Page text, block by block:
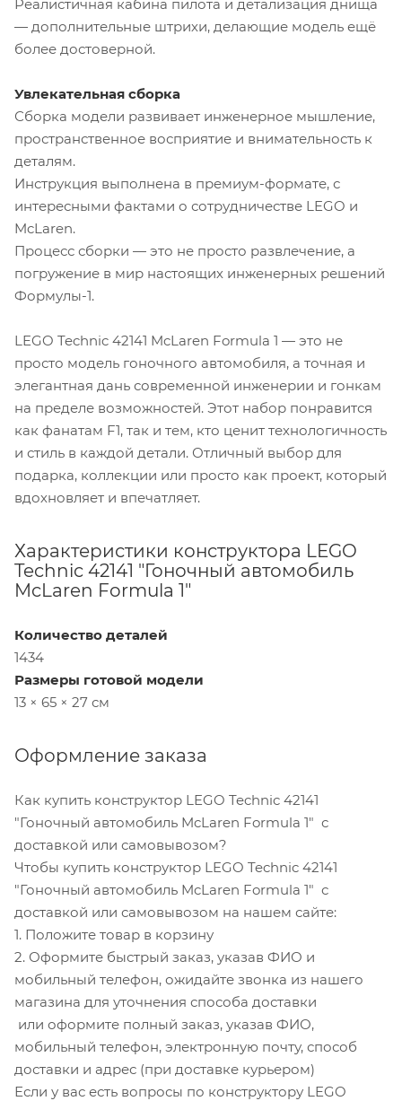
Реалистичная кабина пилота и детализация днища
— дополнительные штрихи, делающие модель ещё
более достоверной.
Увлекательная сборка
Сборка модели развивает инженерное мышление,
пространственное восприятие и внимательность к
деталям.
Инструкция выполнена в премиум-формате, с
интересными фактами о сотрудничестве LEGO и
McLaren.
Процесс сборки — это не просто развлечение, а
погружение в мир настоящих инженерных решений
Формулы-1.
LEGO Technic 42141 McLaren Formula 1 — это не
просто модель гоночного автомобиля, а точная и
элегантная дань современной инженерии и гонкам
на пределе возможностей. Этот набор понравится
как фанатам F1, так и тем, кто ценит технологичность
и стиль в каждой детали. Отличный выбор для
подарка, коллекции или просто как проект, который
вдохновляет и впечатляет.
Характеристики конструктора LEGO
Technic 42141 "Гоночный автомобиль
McLaren Formula 1"
Количество деталей
1434
Размеры готовой модели
13 × 65 × 27 см
Оформление заказа
Как купить конструктор LEGO Technic 42141
"Гоночный автомобиль McLaren Formula 1" с
доставкой или самовывозом?
Чтобы купить конструктор LEGO Technic 42141
"Гоночный автомобиль McLaren Formula 1" с
доставкой или самовывозом на нашем сайте:
1. Положите товар в корзину
2. Оформите быстрый заказ, указав ФИО и
мобильный телефон, ожидайте звонка из нашего
магазина для уточнения способа доставки
или оформите полный заказ, указав ФИО,
мобильный телефон, электронную почту, способ
доставки и адрес (при доставке курьером)
Если у вас есть вопросы по конструктору LEGO